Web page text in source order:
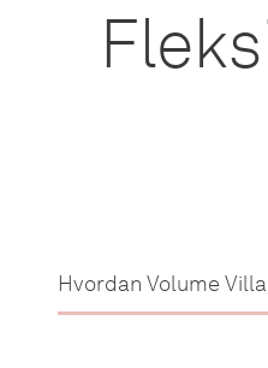
Hvordan Volume